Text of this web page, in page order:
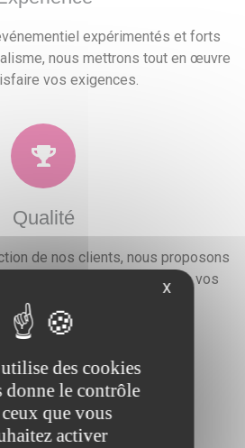
expérimentés et forts
nous mettrons tout en œuvre
vos exigences.
Qualité
de nos clients, nous proposons
qui combleront toutes vos
et envies festives.
gratuit
X
des cookies
donne le contrôle
que vous
activer